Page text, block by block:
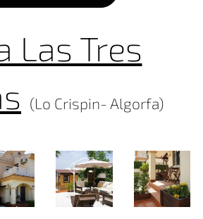
Las Tres
(Lo Crispin- Algorfa)